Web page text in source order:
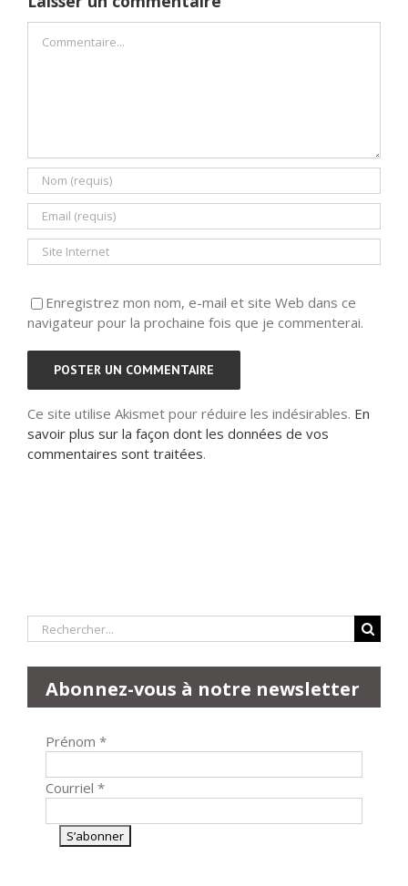
Enregistrez mon nom, e-mail et site Web dans ce
navigateur pour la prochaine fois que je commenterai.
Ce site utilise Akismet pour réduire les indésirables. En
savoir plus sur la façon dont les données de vos
commentaires sont traitées.
Rechercher:
Abonnez-vous à notre newsletter
Prénom *
Courriel *